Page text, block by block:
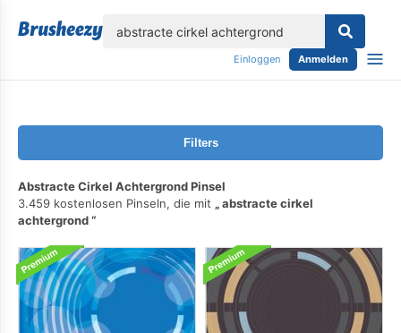
Einloggen Anmelden
Filters
Abstracte Cirkel Achtergrond Pinsel
3.459 kostenlosen Pinseln, die mit
abstracte cirkel
achtergrond